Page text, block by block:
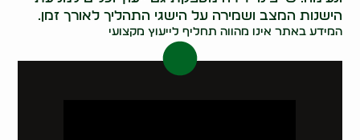
הישנות המצב ושמירה על הישגי התהליך לאורך זמן.
המידע באתר אינו מהווה תחליף לייעוץ מקצועי